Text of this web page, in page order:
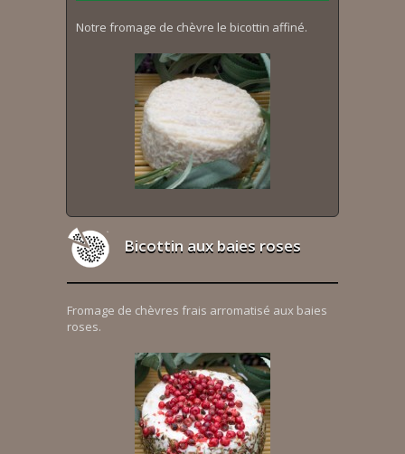
Notre fromage de chèvre le bicottin affiné.
Bicottin aux baies roses
Fromage de chèvres frais arromatisé aux baies
roses.